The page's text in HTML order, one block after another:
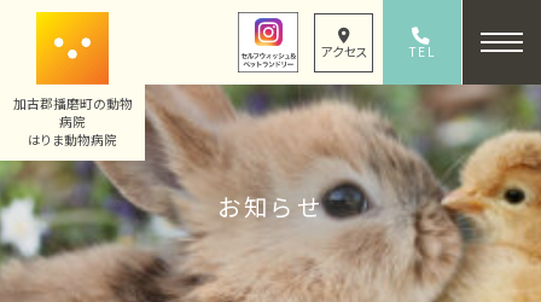
ス
ッ
プ
加古郡播磨町の動物
病院
はりま動物病院
アクセス TEL079-436-8330
お知らせ